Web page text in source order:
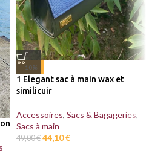
-10%
1 Elegant sac à main wax et
similicuir
Accessoires, Sacs & Bagageries,
Sacs à main
49,00€ 44,10€